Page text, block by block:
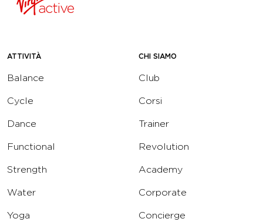
ATTIVITÀ
Balance
Cycle
Dance
Functional
Strength
Water
Yoga
CHI SIAMO
Club
Corsi
Trainer
Revolution
Academy
Corporate
Concierge